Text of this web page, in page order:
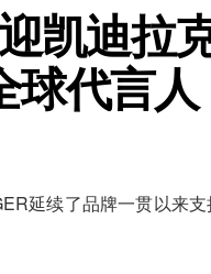
凯迪拉
球代言人
延续了品牌一贯以来